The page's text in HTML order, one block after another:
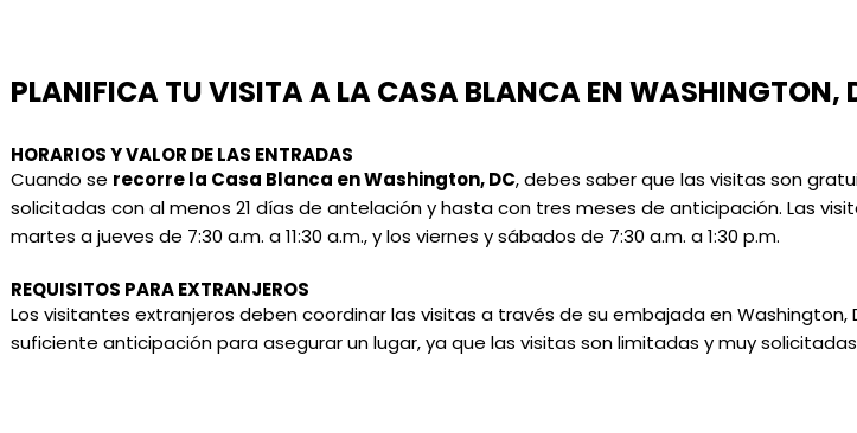
PLANIFICA TU VISITA A LA CASA BLANCA EN WASHINGTON,
HORARIOS Y VALOR DE LAS ENTRADAS
Cuando se recorre la Casa Blanca en Washington, DC, debes saber que las visitas son
solicitadas con al menos 21 días de antelación y hasta con tres meses de anticipación. Las
martes a jueves de 7:30 a.m. a 11:30 a.m., y los viernes y sábados de 7:30 a.m. a 1:30 p.m.
REQUISITOS PARA EXTRANJEROS
Los visitantes extranjeros deben coordinar las visitas a través de su embajada en Washington,
suficiente anticipación para asegurar un lugar, ya que las visitas son limitadas y muy